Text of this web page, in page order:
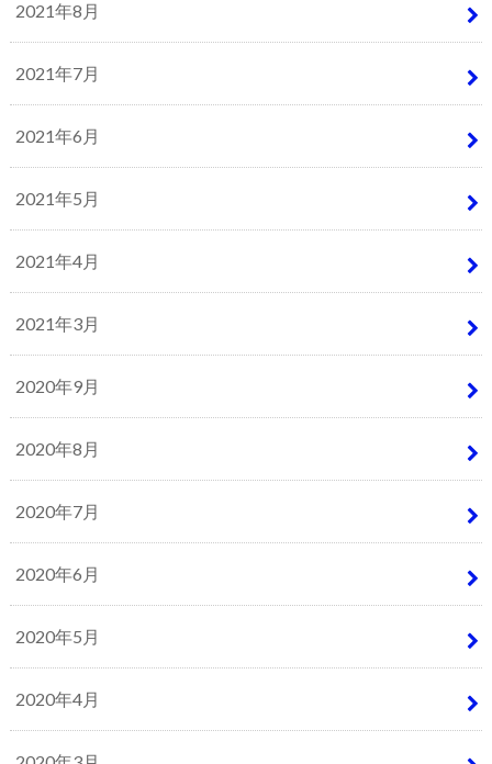
2021年8月
2021年7月
2021年6月
2021年5月
2021年4月
2021年3月
2020年9月
2020年8月
2020年7月
2020年6月
2020年5月
2020年4月